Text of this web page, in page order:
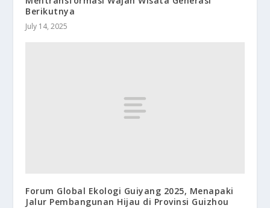
Berikutnya
July 14, 2025
Forum Global Ekologi Guiyang 2025, Menapaki
Jalur Pembangunan Hijau di Provinsi Guizhou